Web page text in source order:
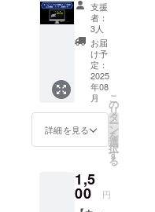
ジに、
支援者
様のお
名前
（ニッ
クネー
ム）を
掲載し
ます。
※クラウ
定カー
ド、
ブース
ページ
に支援
者とし
て上位
掲載】
レジェ
ンド・
オブ・
スター
ズ公式
ホーム
ページ
legend-
of-
stars.c
支援
者：
3人
お届
け予
定：
2025
年08
月
詳細を見る
こ
の
リ
タ
ー
ン
を
選
択
す
る
1,5
00 円